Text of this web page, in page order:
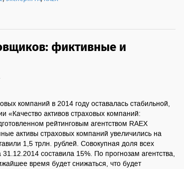
фиктивные и
компаний в 2014 году оставалась стабильной,
«Качество активов страховых компаний:
рейтинговым агентством RAEX
активы страховых компаний увеличились на
1,5 трлн. рублей. Совокупная доля всех
составила 15%. По прогнозам агентства,
время будет снижаться, что будет